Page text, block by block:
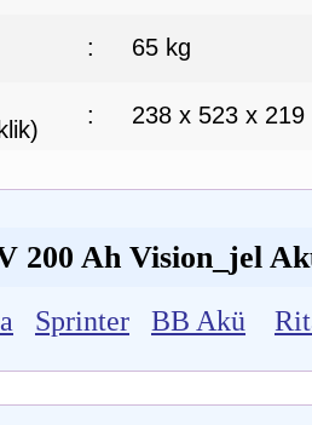
: 65 kg
: 238 x 523 x 219
200 Ah Vision_jel
Sprinter BB Akü